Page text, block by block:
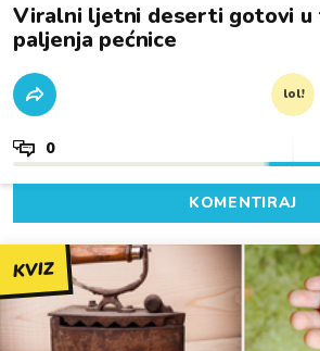
Viralni ljetni deserti gotovi u
paljenja pećnice
lol!
0
KOMENTIRAJ
KVIZ